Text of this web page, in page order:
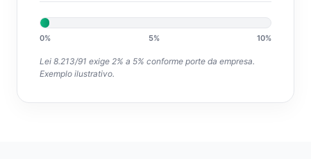
0% 5% 10%
Lei 8.213/91 exige 2% a 5% conforme porte da empresa.
Exemplo ilustrativo.